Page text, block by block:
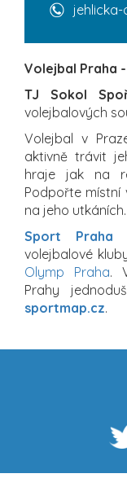
jehlicka-
Volejbal Praha
TJ Sokol
volejbalových
Volejbal v
aktivně trávit
hraje jak na
Podpořte
na jeho utkáních.
Sport Praha
volejbalové
Olymp Praha.
Prahy
sportmap.cz.